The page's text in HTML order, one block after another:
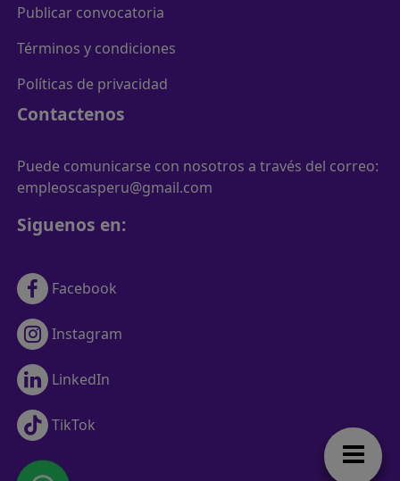
Publicar convocatoria
Términos y condiciones
Políticas de privacidad
Contactenos
Puede comunicarse con nosotros a través del correo:
empleoscasperu@gmail.com
Siguenos en:
Facebook
Instagram
LinkedIn
TikTok